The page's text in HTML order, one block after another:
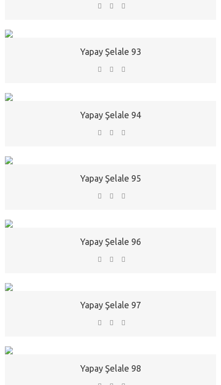
Yapay Şelale 93
Yapay Şelale 94
Yapay Şelale 95
Yapay Şelale 96
Yapay Şelale 97
Yapay Şelale 98